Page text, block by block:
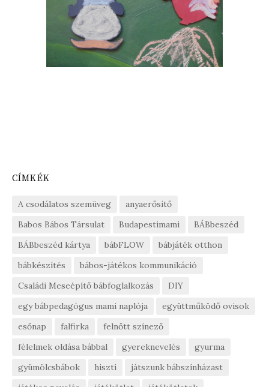
CÍMKÉK
A csodálatos szemüveg
anyaerősítő
Babos Bábos Társulat
Budapestimami
BÁBbeszéd
BÁBbeszéd kártya
bábFLOW
bábjáték otthon
bábkészítés
bábos-játékos kommunikáció
Családi Meseépítő bábfoglalkozás
DIY
egy bábpedagógus mami naplója
együttműködő ovisok
esőnap
falfirka
felnőtt színező
félelmek oldása bábbal
gyereknevelés
gyurma
gyümölcsbábok
hiszti
játszunk bábszínházast